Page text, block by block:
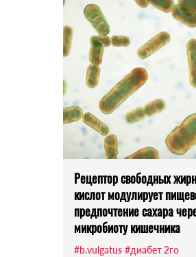
Рецептор свободных
кислот модулирует
предпочтение сахара
микробиоту кишечника
#b.vulgatus #диабет 2го